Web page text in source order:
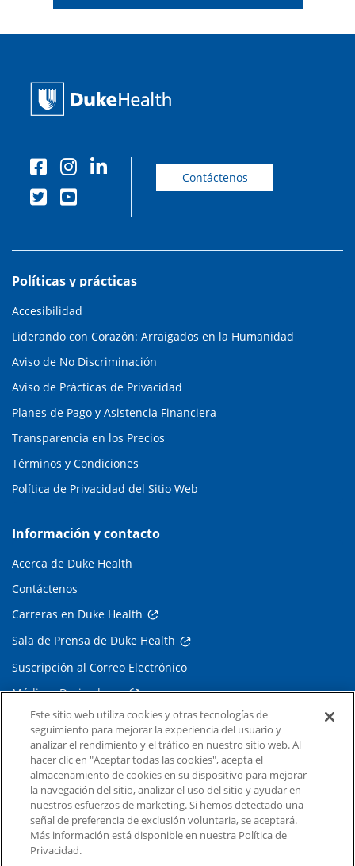
Contáctenos
Políticas y prácticas
Accesibilidad
Liderando con Corazón: Arraigados en la Humanidad
Aviso de No Discriminación
Aviso de Prácticas de Privacidad
Planes de Pago y Asistencia Financiera
Transparencia en los Precios
Términos y Condiciones
Política de Privacidad del Sitio Web
Información y contacto
Acerca de Duke Health
Contáctenos
Carreras en Duke Health
Sala de Prensa de Duke Health
Suscripción al Correo Electrónico
Médicos Derivadores
Enlaces relacionados
Duke Cancer Institute
Duke Children's
Duke School of Medicine
Duke School of Nursing
Este sitio web utiliza cookies y otras tecnologías de
seguimiento para mejorar la experiencia del usuario y
analizar el rendimiento y el tráfico en nuestro sitio web. Al
hacer clic en "Aceptar todas las cookies", acepta el
almacenamiento de cookies en su dispositivo para mejorar
la navegación del sitio, analizar el uso del sitio y ayudar en
nuestros esfuerzos de marketing. Si hemos detectado una
señal de preferencia de exclusión voluntaria, se aceptará.
Más información está disponible en nuestra Política de
Privacidad.